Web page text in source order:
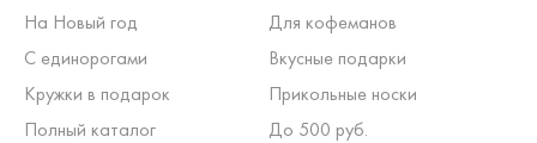
На Новый год
Для кофеманов
С единорогами
Вкусные подарки
Кружки в подарок
Прикольные носки
Полный каталог
До 500 руб.